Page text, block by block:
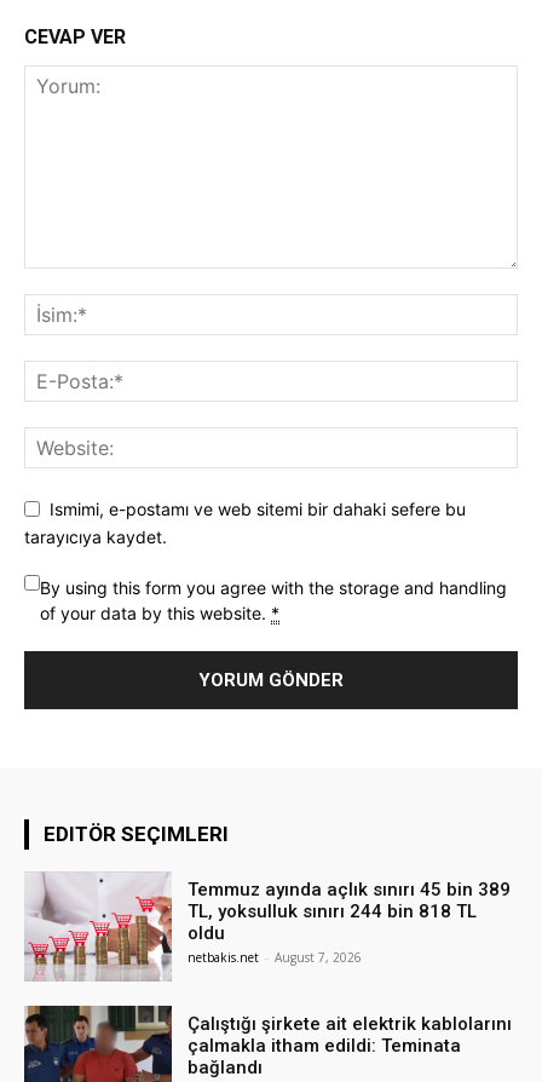
CEVAP VER
Ismimi, e-postamı ve web sitemi bir dahaki sefere bu
tarayıcıya kaydet.
By using this form you agree with the storage and handling
of your data by this website. *
EDITÖR SEÇIMLERI
Temmuz ayında açlık sınırı 45 bin 389
TL, yoksulluk sınırı 244 bin 818 TL
oldu
netbakis.net - August 7, 2026
Çalıştığı şirkete ait elektrik kablolarını
çalmakla itham edildi: Teminata
bağlandı